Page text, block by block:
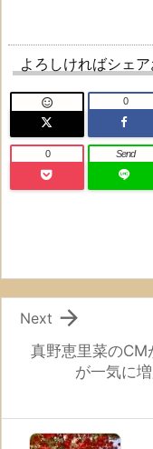
よろしければシェ
 0
0 Send
真野恵里菜のCM
が一気に

Next